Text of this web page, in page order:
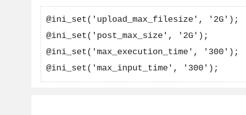
@ini_set('upload_max_filesize', '2G');
@ini_set('post_max_size', '2G');
@ini_set('max_execution_time', '300');